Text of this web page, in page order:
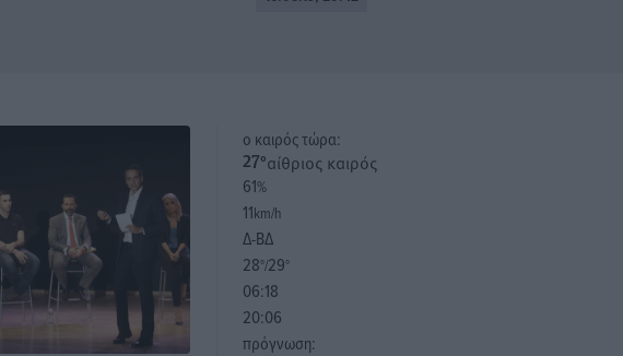
o καιρός τώρα:
27°αίθριος καιρός
61%
11km/h
Δ-ΒΔ
28°/29°
06:18
20:06
πρόγνωση: